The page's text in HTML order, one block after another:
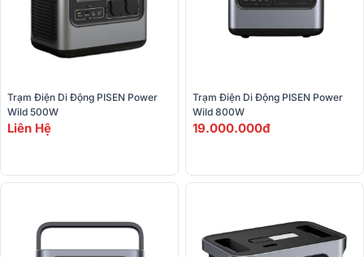
Trạm Điện Di Động PISEN Power
Wild 500W
Liên Hệ
Trạm Điện Di Động PISEN Power
Wild 800W
19.000.000đ